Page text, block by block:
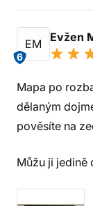
EM
6
Evžen
Mapa po
dělaným
pověsíte na
Můžu ji jedině